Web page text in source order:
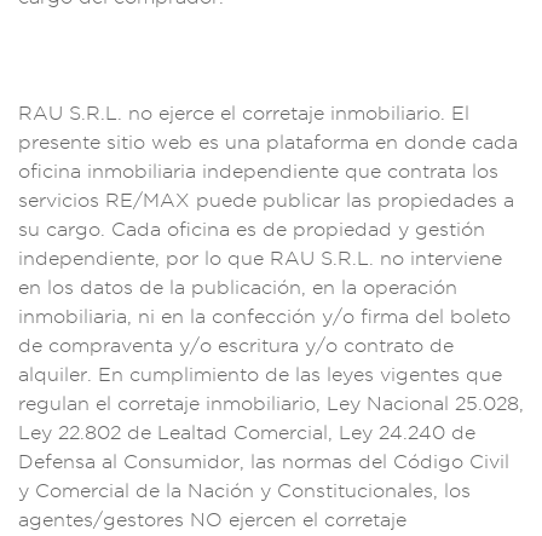
RAU S. R.L. no ejerce el corretaje inmobil iario. El
presente sitio web es una plataforma en donde cada
oficina inmobiliaria independiente que contrata los
servicios RE/MAX puede publ icar las propiedades a
su cargo. Cada oficina es de propiedad y gestión
independiente, por lo que RAU S.R.L. no interviene
en
los datos de la publicación, en la operación
inmobiliaria, ni en la confección y/o firma del boleto
de compraventa y/o escritura y/o contrato de
a lquiler. En cumpl imiento de las leyes vigentes que
regulan el corretaje inmobiliario, Ley Naciona l 25.028,
Ley 22.802 de Lealtad Comercial, L ey 24.240 de
Defensa al Consumidor, las normas del Código Civil
y Comercial de la Nación y Constitucionales, los
agentes/gestores NO ejercen el corretaje